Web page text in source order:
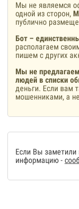
Мы не являемся
одной из сторон,
публично
Бот –
располагаем
пишем с других
Мы не
людей в списки
деньги. Если вам
мошенниками, а
Если Вы
информацию -